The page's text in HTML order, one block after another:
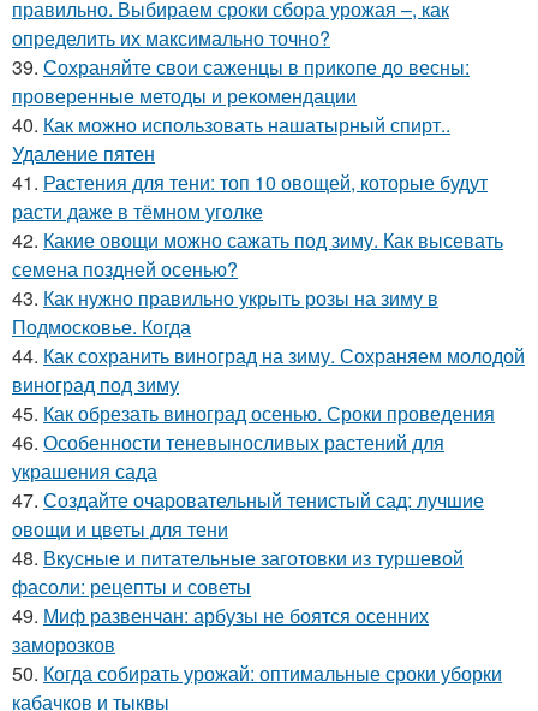
правильно. Выбираем сроки сбора урожая –, как
определить их максимально точно?
39. Сохраняйте свои саженцы в прикопе до весны:
проверенные методы и рекомендации
40. Как можно использовать нашатырный спирт..
Удаление пятен
41. Растения для тени: топ 10 овощей, которые будут
расти даже в тёмном уголке
42. Какие овощи можно сажать под зиму. Как высевать
семена поздней осенью?
43. Как нужно правильно укрыть розы на зиму в
Подмосковье. Когда
44. Как сохранить виноград на зиму. Сохраняем молодой
виноград под зиму
45. Как обрезать виноград осенью. Сроки проведения
46. Особенности теневыносливых растений для
украшения сада
47. Создайте очаровательный тенистый сад: лучшие
овощи и цветы для тени
48. Вкусные и питательные заготовки из туршевой
фасоли: рецепты и советы
49. Миф развенчан: арбузы не боятся осенних
заморозков
50. Когда собирать урожай: оптимальные сроки уборки
кабачков и тыквы